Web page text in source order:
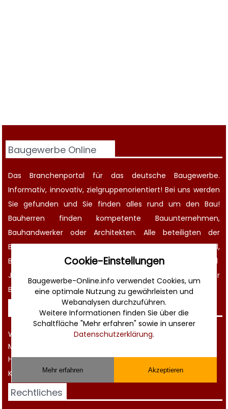
Baugewerbe Online
Das Branchenportal für das deutsche Baugewerbe.
Informativ, innovativ, zielgruppenorientiert! Bei uns werden
Sie gefunden und Sie finden alles rund um den Bau!
Bauherren finden kompetente Bauunternehmen,
Bauhandwerker oder Architekten. Alle beteiligten der
Baubranche finden günstige Zulieferer für Baumaterial,
Baugeräte
und Maschinen, einen großenAnzeigen-
und
Jobmarkt
, wichtigeTermine , aktuelle
News aus der
Bauwirtschaftund noch vieles mehr!
Sonstiges
Werbung
Musterverträge und Vorlagen
Hilfe
Kontakt
Rechtliches
Cookie-Einstellungen
Baugewerbe-Online.info verwendet Cookies, um
eine optimale Nutzung zu gewährleisten und
Webanalysen durchzuführen.
Weitere Informationen finden Sie über die
Schaltfläche "Mehr erfahren" sowie in unserer
Datenschutzerklärung.
Mehr erfahren Akzeptieren